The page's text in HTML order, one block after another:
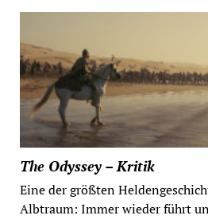
The Odyssey – Kritik
Eine der größten
Albtraum: Immer wieder führt